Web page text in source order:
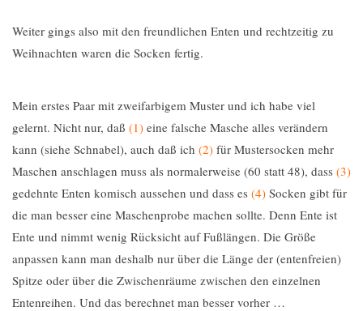
Weiter gings also mit den freundlichen Enten und rechtzeitig zu
Weihnachten waren die Socken fertig.
Mein erstes Paar mit zweifarbigem Muster und ich habe viel
gelernt. Nicht nur, daß (1) eine falsche Masche alles verändern
kann (siehe Schnabel), auch daß ich (2) für Mustersocken mehr
Maschen anschlagen muss als normalerweise (60 statt 48), dass (3)
gedehnte Enten komisch aussehen und dass es (4) Socken gibt für
die man besser eine Maschenprobe machen sollte. Denn Ente ist
Ente und nimmt wenig Rücksicht auf Fußlängen. Die Größe
anpassen kann man deshalb nur über die Länge der (entenfreien)
Spitze oder über die Zwischenräume zwischen den einzelnen
Entenreihen. Und das berechnet man besser vorher …